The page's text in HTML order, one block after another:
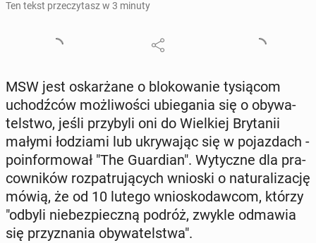
Ten tekst przeczytasz w 3 minuty
MSW jest oskar­ża­ne o blo­ko­wa­nie ty­siąc­om
uchodź­ców moż­li­wo­ści ubie­ga­nia się o oby­wa­
tel­stwo, jeśli przy­by­li oni do Wiel­kiej Bry­ta­nii
małymi ło­dzia­mi lub ukry­wa­jąc się w po­jaz­dach -
po­in­for­mo­wał "The Gu­ar­dian". Wy­tycz­ne dla pra­
cow­ni­ków roz­pa­tru­ją­cych wnioski o na­tu­ra­li­za­cję
mówią, że od 10 lutego wnio­sko­daw­com, którzy
"odbyli nie­bez­piecz­ną podróż, zwykle odmawia
się przy­zna­nia oby­wa­tel­stwa".